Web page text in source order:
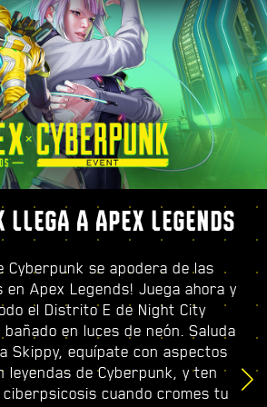
LLEGA A APEX LEGENDS
Cyberpunk se apodera de las
en Apex Legends! Juega ahora y
el Distrito E de Night City
en luces de neón. Saluda
Skippy, equípate con aspectos
leyendas de Cyberpunk, y ten
ciberpsicosis cuando cromes tu